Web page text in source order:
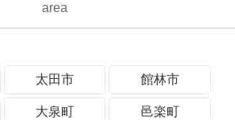
area
太田市 館林市
大泉町 邑楽町